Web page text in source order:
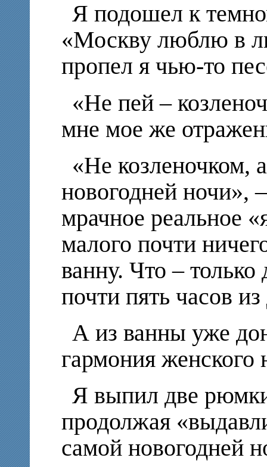
Я подошел к
«Москву люблю в
пропел я чью-то
«Не пей –
мне мое же
«Не козленочком,
новогодней ночи»,
мрачное реальное
малого почти
ванну. Что –
почти пять часов
А из ванны уже
гармония женского
Я выпил две
продолжая
самой новогодней